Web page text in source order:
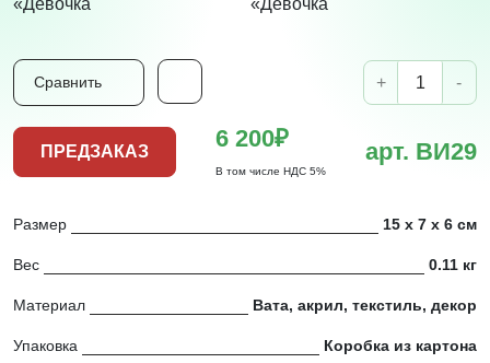
Сравнить + -
ПРЕДЗАКАЗ 6 200₽
В том числе НДС 5%
арт. ВИ29
Размер 15 х 7 х 6 см
Вес 0.11 кг
Материал Вата, акрил, текстиль, декор
Упаковка Коробка из картона